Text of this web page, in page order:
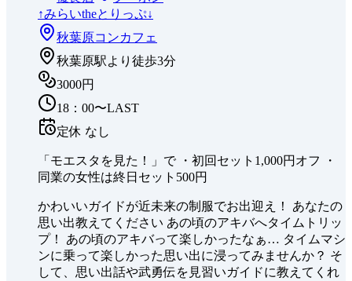
↑みらいtheとりっぷ↓
秋葉原コンカフェ
秋葉原駅より徒歩3分
3000円
18：00〜LAST
定休 なし
「モエスタを見た！」で ・初回セット1,000円オフ ・
同業の女性は終日セット500円
かわいいガイドが近未来の制服でお出迎え！ あなたの
思い出教えてください あの頃のアキバへタイムトリッ
プ！ あの頃のアキバって楽しかったなぁ… タイムマシ
ンに乗って楽しかった思い出に浸ってみませんか？ そ
して、思い出話や武勇伝を見習いガイドに教えてくれ